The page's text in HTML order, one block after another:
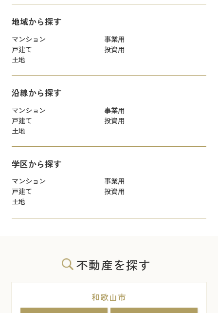
地域から探す
マンション
事業用
戸建て
投資用
土地
沿線から探す
マンション
事業用
戸建て
投資用
土地
学区から探す
マンション
事業用
戸建て
投資用
土地
不動産を探す
和歌山市